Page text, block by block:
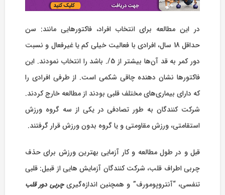
در این مطالعه برای انتخاب افراد، فاکتورهایی مانند: سن
حداقل 18 سال، افرادی با فعالیت خیلی کم یا غیرفعال و نسبت
دور کمر به قد آن‌‏ها بیشتر از 5/. باشد را انتخاب نمودند. این
فاکتورها نشان دهنده‏ چاقی شکمی است. از طرفی افرادی را
که دارای بیماری‏‌های مختلف قلبی بودند از مطالعه خارج کردند.
شرکت کنندگان به ‏‌طور تصادفی در یکی از سه گروه ورزش
استقامتی، ورزش مقاومتی و یا گروه بدون ورزش قرار گرفتند.
قبل و در طول مطالعه و کار آزمایی بهترین ورزش برای حذف
چربی اطراف قلب، شرکت کنندگان آزمایش هایی از قبیل: قلبی
تنفسی، “آنتروپومورف” و همچنین اندازه‏‌گیریچربی دور قلب